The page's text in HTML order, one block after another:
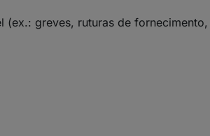
(ex.: greves, ruturas de fornecimento,